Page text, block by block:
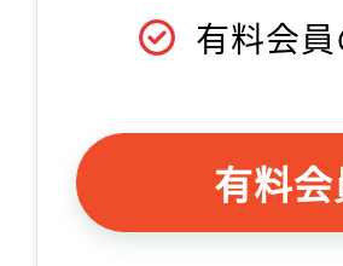
有料会員
有料